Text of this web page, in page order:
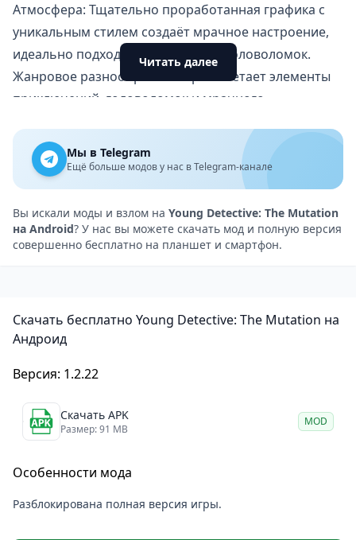
Атмосфера: Тщательно проработанная графика с
уникальным стилем создаёт мрачное настроение,
идеально подходящее для жанра головоломок.
Жанровое разнообразие: Игра сочетает элементы
приключений, головоломок и мрачного
Сюжет: Интригующая история с элементами
мистики не оставит равнодушными любителей
погружаться в запутанные повествования.
Для кого эта игра Young Detective: The Mutation?
Young Detective — это захватывающая игра, которая
придётся по душе всем любителям одиночных игр с
окружающей средой и решать атмосферные
головоломки, погружаясь в мир детектива.
Читать далее
Мы в Telegram
Ещё больше модов у нас в Telegram-канале
Вы искали моды и взлом на Young Detective: The Mutation
на Android? У нас вы можете скачать мод и полную версия
совершенно бесплатно на планшет и смартфон.
Скачать бесплатно Young Detective: The Mutation на
Андроид
Версия: 1.2.22
Скачать APK
Размер: 91 MB
MOD
Особенности мода
Разблокирована полная версия игры.